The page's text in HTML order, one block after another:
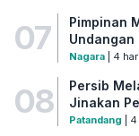
07
Pimpinan
Undangan
Nagara| 4
08
Persib
Jinakan
Patandang |